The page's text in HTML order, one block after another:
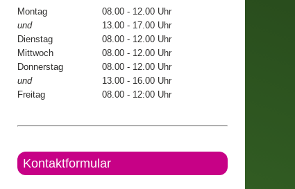
Montag
08.00 - 12.00 Uhr
und
13.00 - 17.00 Uhr
Dienstag
08.00 - 12.00 Uhr
Mittwoch
08.00 - 12.00 Uhr
Donnerstag
08.00 - 12.00 Uhr
und
13.00 - 16.00 Uhr
Freitag
08.00 - 12:00 Uhr
Kontaktformular